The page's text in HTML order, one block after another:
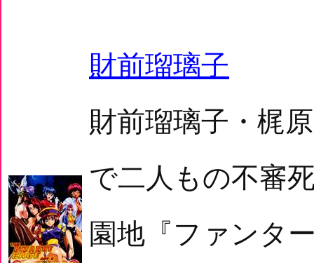
財前瑠璃子
財前瑠璃子・梶
で二人もの不審
園地『ファンタ